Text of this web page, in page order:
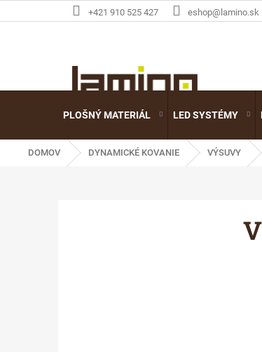
na
+421 910 525 427 eshop@lamino.sk
PLOŠNÝ MATERIÁL LED SYSTÉMY
DOMOV DYNAMICKÉ KOVANIE VÝSUVY